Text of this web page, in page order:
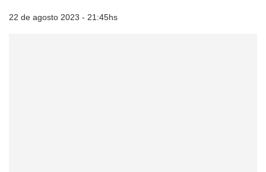
22 de agosto 2023 - 21:45hs